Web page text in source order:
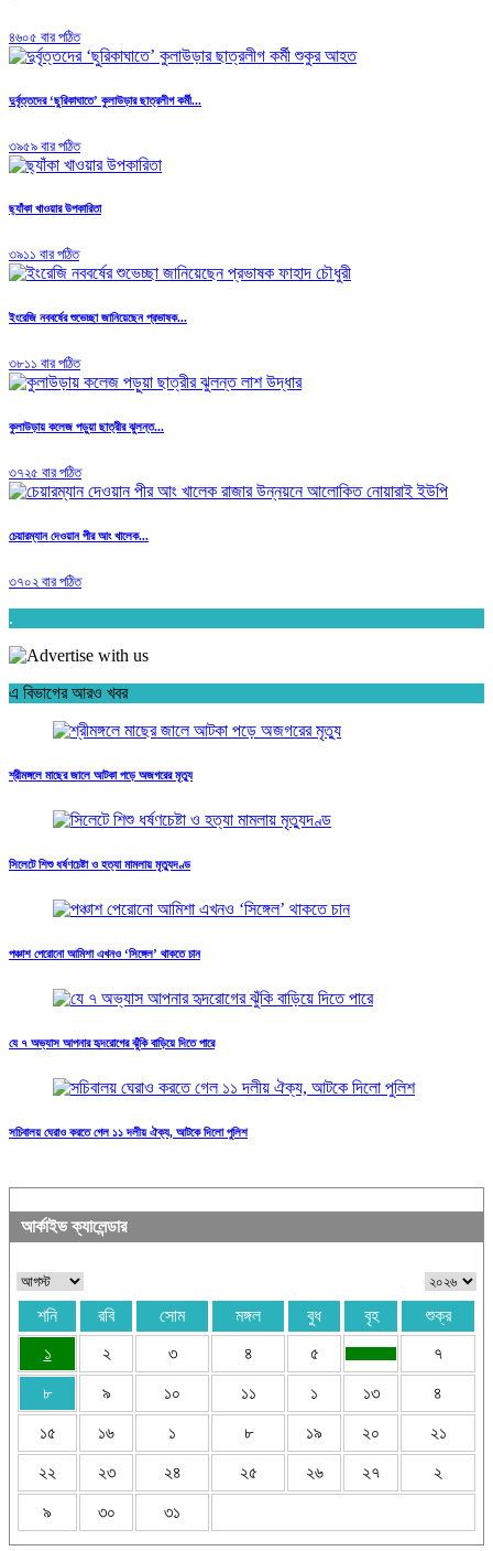
৪৬০৫ বার পঠিত
দুর্বৃত্তদের ‘ছুরিকাঘাতে’ কুলাউড়ার ছাত্রলীগ কর্মী...
৩৯৫৯ বার পঠিত
ছ্যাঁকা খাওয়ার উপকারিতা
৩৯১১ বার পঠিত
ইংরেজি নববর্ষের শুভেচ্ছা জানিয়েছেন প্রভাষক...
৩৮১১ বার পঠিত
কুলাউড়ায় কলেজ পড়ুয়া ছাত্রীর ঝুলন্ত...
৩৭২৫ বার পঠিত
চেয়ারম্যান দেওয়ান পীর আং খালেক...
৩৭০২ বার পঠিত
.
এ বিভাগের আরও খবর
শ্রীমঙ্গলে মাছের জালে আটকা পড়ে অজগরের মৃত্যু
সিলেটে শিশু ধর্ষণচেষ্টা ও হত্যা মামলায় মৃত্যুদণ্ড
পঞ্চাশ পেরোনো আমিশা এখনও ‘সিঙ্গেল’ থাকতে চান
যে ৭ অভ্যাস আপনার হৃদরোগের ঝুঁকি বাড়িয়ে দিতে পারে
সচিবালয় ঘেরাও করতে গেল ১১ দলীয় ঐক্য, আটকে দিলো পুলিশ
আর্কাইভ ক্যালেন্ডার
শনি রবি সোম মঙ্গল বুধ বৃহ
শুক্র
১
২ ৩ ৪ ৫ ৭
৮ ৯ ১০ ১১ ১ ১৩ ৪
১৫ ১৬ ১ ৮ ১৯ ২০ ২১
২২ ২৩ ২৪ ২৫ ২৬ ২৭ ২
৯ ৩০ ৩১